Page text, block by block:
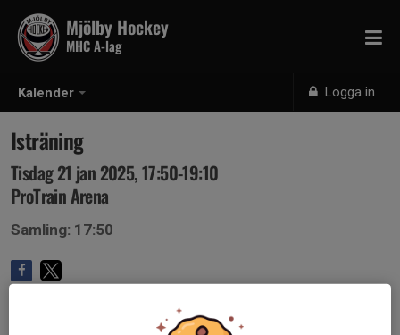
Kalender Logga in
Mjölby Hockey
MHC A-lag
Isträning
Tisdag 21 jan 2025, 17:50-19:10
ProTrain Arena
Samling: 17:50